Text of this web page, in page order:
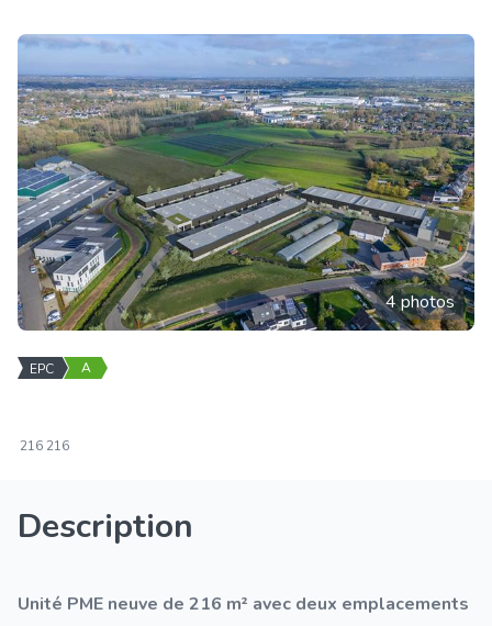
4 photos
EPC A
216 216
Description
Unité PME neuve de 216 m² avec deux emplacements